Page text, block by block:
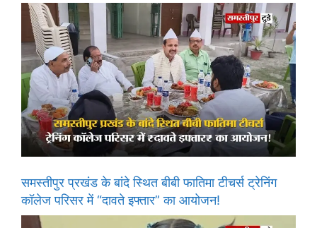
समस्तीपुर प्रखंड के बांदे स्थित बीबी फातिमा टीचर्स ट्रेनिंग
कॉलेज परिसर में “दावते इफ्तार” का आयोजन!